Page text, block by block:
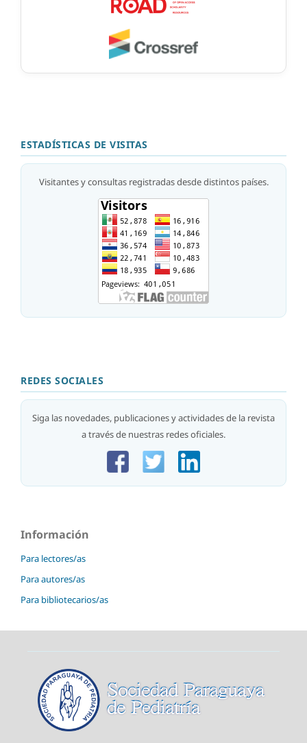
ESTADÍSTICAS DE VISITAS
Visitantes y consultas registradas desde distintos países.
REDES SOCIALES
Siga las novedades, publicaciones y actividades de la revista
a través de nuestras redes oficiales.
Información
Para lectores/as
Para autores/as
Para bibliotecarios/as